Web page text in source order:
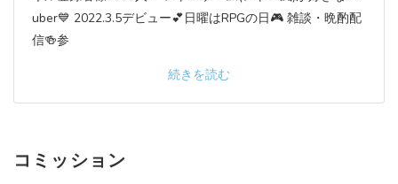
uber💙 2022.3.5デビュー💕日曜はRPGの日🎮 雑談・晩酌配
信🍻参
続きを読む
コミッション